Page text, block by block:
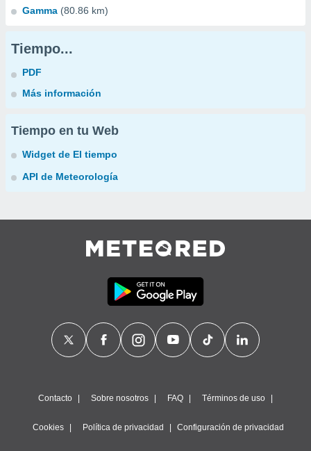
Gamma (80.86 km)
Tiempo...
PDF
Más información
Tiempo en tu Web
Widget de El tiempo
API de Meteorología
Contacto Sobre nosotros FAQ Términos de uso
Cookies Política de privacidad Configuración de privacidad